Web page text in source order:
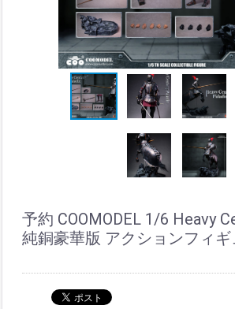
予約 COOMODEL 1/6 Heavy
純銅豪華版 アクションフィギ